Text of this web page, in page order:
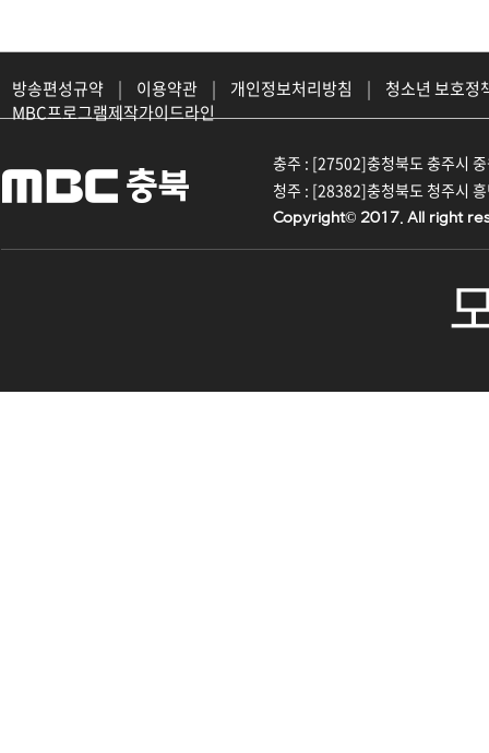
방송편성규약 | 이용약관 | 개인정보처리방침 |
청소년 보호정
MBC프로그램제작가이드라인
충주 : [27502]충청북도 충주시
청주 : [28382]충청북도 청주시
Copyright© 2017. All right